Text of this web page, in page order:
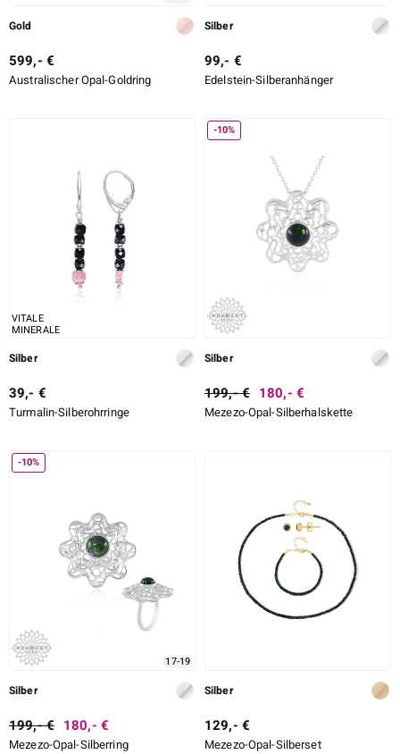
Gold
599,- €
Australischer Opal-Goldring
Silber
99,- €
Edelstein-Silberanhänger
VITALE
MINERALE
Silber
39,- €
Turmalin-Silberohrringe
-10%
Silber
199,- € 180,- €
Mezezo-Opal-Silberhalskette
-10%
17-19
Silber
199,- € 180,- €
Mezezo-Opal-Silberring
Silber
129,- €
Mezezo-Opal-Silberset